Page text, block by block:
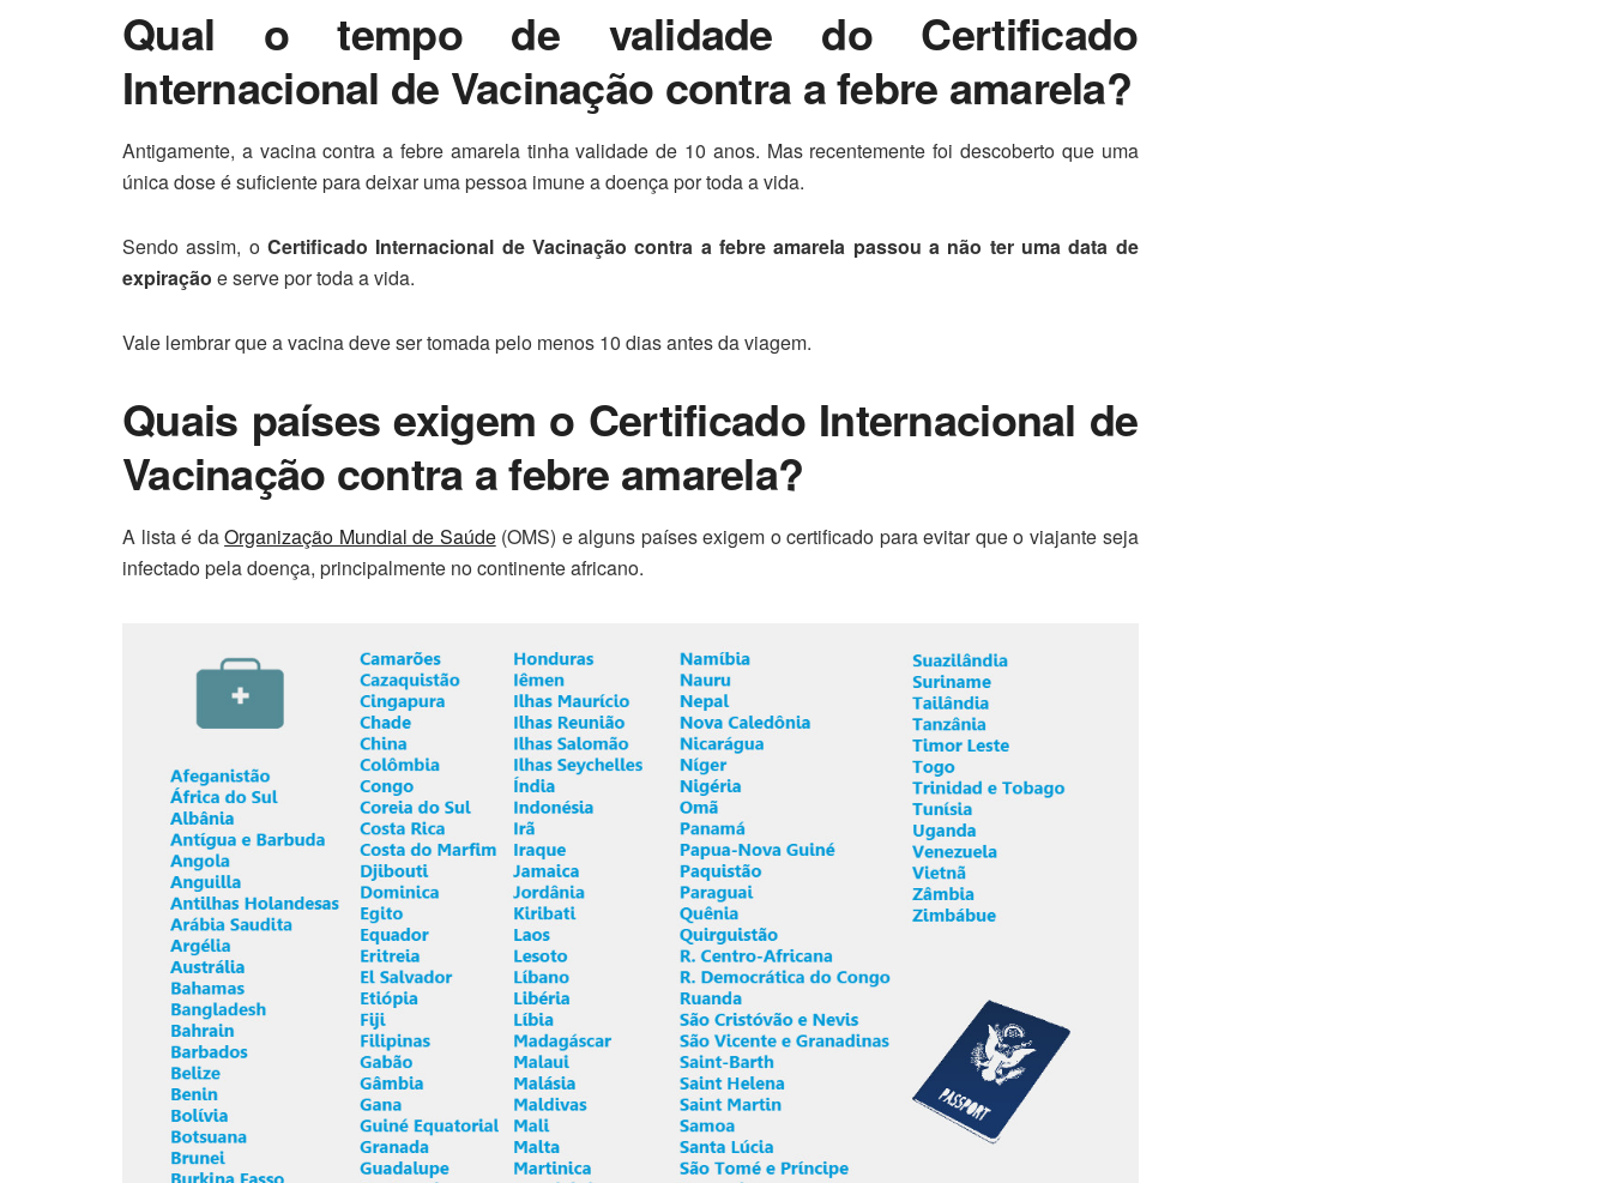
Qual o tempo de validade do Certificado
Internacional de Vacinação contra a febre amarela?
Antigamente, a vacina contra a febre amarela tinha validade de 10 anos. Mas recentemente foi descoberto que uma
única dose é suficiente para deixar uma pessoa imune a doença por toda a vida.
Sendo assim, o Certificado Internacional de Vacinação contra a febre amarela passou a não ter uma data de
expiração e serve por toda a vida.
Vale lembrar que a vacina deve ser tomada pelo menos 10 dias antes da viagem.
Quais países exigem o Certificado Internacional de
Vacinação contra a febre amarela?
A lista é daOrganização Mundial de Saúde(OMS) e alguns países exigem o certificado para evitar que o viajante seja
infectado pela doença, principalmente no continente africano.